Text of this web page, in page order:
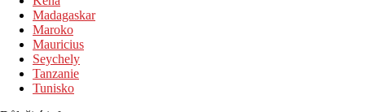
Madagaskar
Maroko
Mauricius
Seychely
Tanzanie
Tunisko